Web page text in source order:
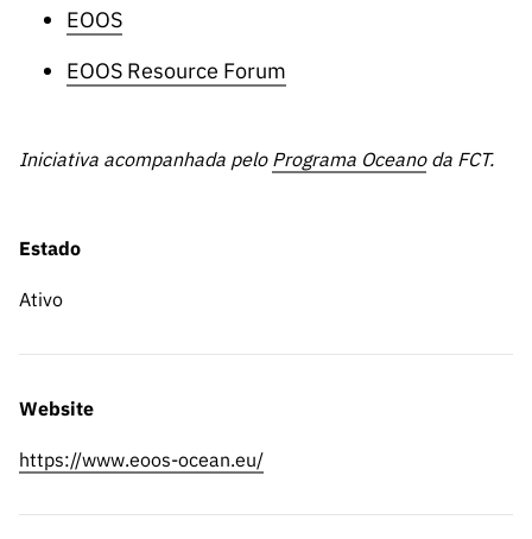
EOOS
EOOS Resource Forum
Iniciativa acompanhada pelo Programa Oceanoda FCT.
Estado
Ativo
Website
https://www.eoos-ocean.eu/